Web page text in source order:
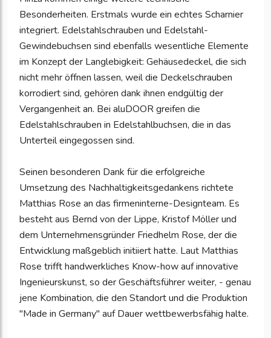
Besonderheiten. Erstmals wurde ein echtes Scharnier
integriert. Edelstahlschrauben und Edelstahl-
Gewindebuchsen sind ebenfalls wesentliche Elemente
im Konzept der Langlebigkeit: Gehäusedeckel, die sich
nicht mehr öffnen lassen, weil die Deckelschrauben
korrodiert sind, gehören dank ihnen endgültig der
Vergangenheit an. Bei aluDOOR greifen die
Edelstahlschrauben in Edelstahlbuchsen, die in das
Unterteil eingegossen sind.
Seinen besonderen Dank für die erfolgreiche
Umsetzung des Nachhaltigkeitsgedankens richtete
Matthias Rose an das firmeninterne-Designteam. Es
besteht aus Bernd von der Lippe, Kristof Möller und
dem Unternehmensgründer Friedhelm Rose, der die
Entwicklung maßgeblich initiiert hatte. Laut Matthias
Rose trifft handwerkliches Know-how auf innovative
Ingenieurskunst, so der Geschäftsführer weiter, - genau
jene Kombination, die den Standort und die Produktion
"Made in Germany" auf Dauer wettbewerbsfähig halte.